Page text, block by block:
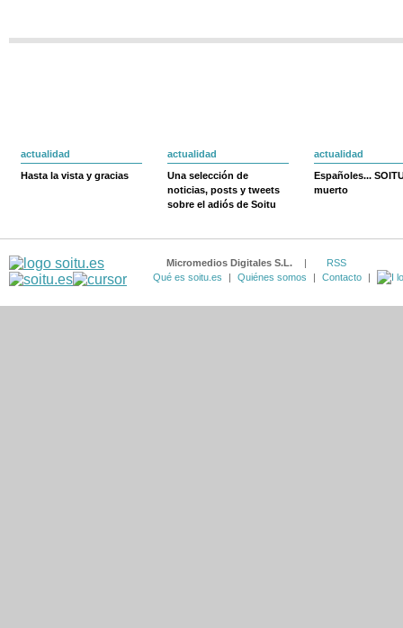
actualidad
Hasta la vista y gracias
actualidad
Una selección de
noticias, posts y tweets
sobre el adiós de Soitu
actualidad
Españoles...
muerto
Micromedios Digitales S.L. |
RSS
Qué es soitu.es
| Quiénes somos | Contacto |